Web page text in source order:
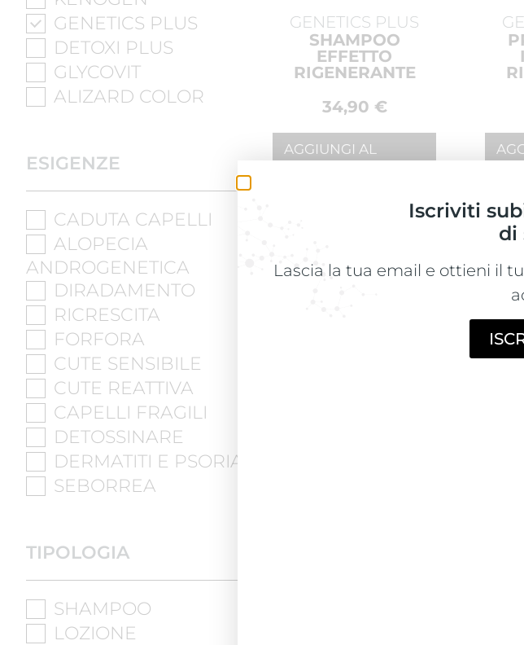
GENETICS PLUS
DETOXI PLUS
GLYCOVIT
ALIZARD COLOR
ESIGENZE
CADUTA CAPELLI
ALOPECIA
ANDROGENETICA
DIRADAMENTO
RICRESCITA
FORFORA
CUTE SENSIBILE
CUTE REATTIVA
CAPELLI FRAGILI
DETOSSINARE
DERMATITI E PSORIASI
SEBORREA
TIPOLOGIA
SHAMPOO
LOZIONE
GENETICS PLUS
SHAMPOO
EFFETTO
RIGENERANTE
34,90 €
AGGIUNGI AL
Iscriviti
di
Lascia la tua email e ottieni il